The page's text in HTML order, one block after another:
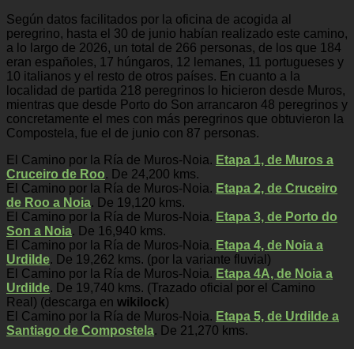
Según datos facilitados por la oficina de acogida al
peregrino, hasta el 30 de junio habían realizado este camino,
a lo largo de 2026, un total de 266 personas, de los que 184
eran españoles, 17 húngaros, 12 lemanes, 11 portugueses y
10 italianos y el resto de otros países. En cuanto a la
localidad de partida 218 peregrinos lo hicieron desde Muros,
mientras que desde Porto do Son arrancaron 48 peregrinos y
concretamente el mes con más peregrinos que obtuvieron la
Compostela, fue el de junio con 87 personas.
El Camino por la Ría de Muros-Noia. Etapa 1, de Muros a
Cruceiro de Roo. De 24,200 kms.
El Camino por la Ría de Muros-Noia. Etapa 2, de Cruceiro
de Roo a Noia. De 19,120 kms.
El Camino por la Ría de Muros-Noia. Etapa 3, de Porto do
Son a Noia. De 16,940 kms.
El Camino por la Ría de Muros-Noia. Etapa 4, de Noia a
Urdilde. De 19,262 kms. (por la variante fluvial)
El Camino por la Ría de Muros-Noia. Etapa 4A, de Noia a
Urdilde. De 19,740 kms. (Trazado oficial por el Camino
Real) (descarga en wikilock)
El Camino por la Ría de Muros-Noia. Etapa 5, de Urdilde a
Santiago de Compostela. De 21,270 kms.